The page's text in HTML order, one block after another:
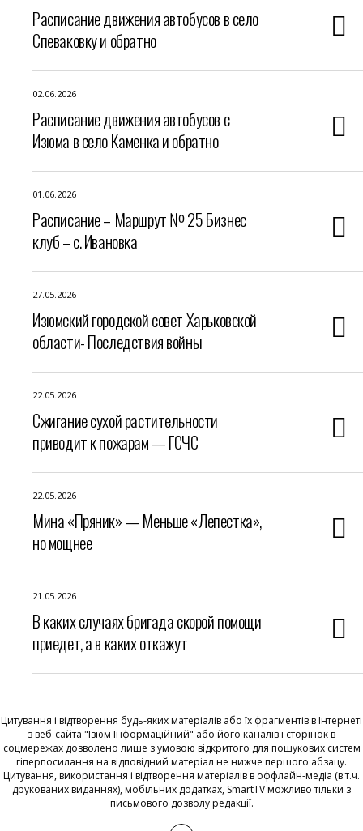
Расписание движения автобусов в село
Спеваковку и обратно
02.06.2026
Расписание движения автобусов с
Изюма в село Каменка и обратно
01.06.2026
Расписание – Маршрут № 25 Бизнес
клуб – с. Ивановка
27.05.2026
Изюмский городской совет Харьковской
области- Последствия войны
22.05.2026
Сжигание сухой растительности
приводит к пожарам — ГСЧС
22.05.2026
Мина «Пряник» — Меньше «Лепестка»,
но мощнее
21.05.2026
В каких случаях бригада скорой помощи
приедет, а в каких откажут
Цитування і відтворення будь-яких матеріалів або їх фрагментів в Інтернеті
з веб-сайта "Ізюм Інформаційний" або його каналів і сторінок в
соцмережах дозволено лише з умовою відкритого для пошукових систем
гіперпосилання на відповідний матеріал не нижче першого абзацу.
Цитування, використання і відтворення матеріалів в оффлайн-медіа (в т.ч.
друкованих виданнях), мобільних додатках, SmartTV можливо тільки з
письмового дозволу редакції.